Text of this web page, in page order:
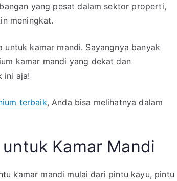
yang pesat dalam sektor properti,
meningkat.
kamar mandi. Sayangnya banyak
kamar mandi yang dekat dan
ini aja!
terbaik, Anda bisa melihatnya dalam
Kamar Mandi
kamar mandi mulai dari pintu kayu, pintu